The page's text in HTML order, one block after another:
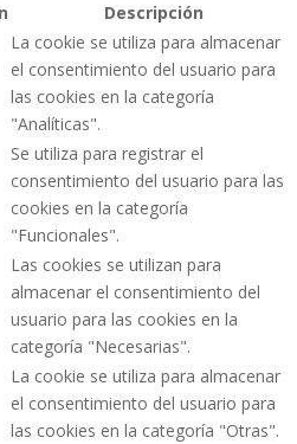
Descripción
La cookie se utiliza para almacenar
el consentimiento del usuario para
las cookies en la categoría
"Analíticas".
Se utiliza para registrar el
consentimiento del usuario para las
cookies en la categoría
"Funcionales".
Las cookies se utilizan para
almacenar el consentimiento del
usuario para las cookies en la
categoría "Necesarias".
La cookie se utiliza para almacenar
el consentimiento del usuario para
las cookies en la categoría "Otras".